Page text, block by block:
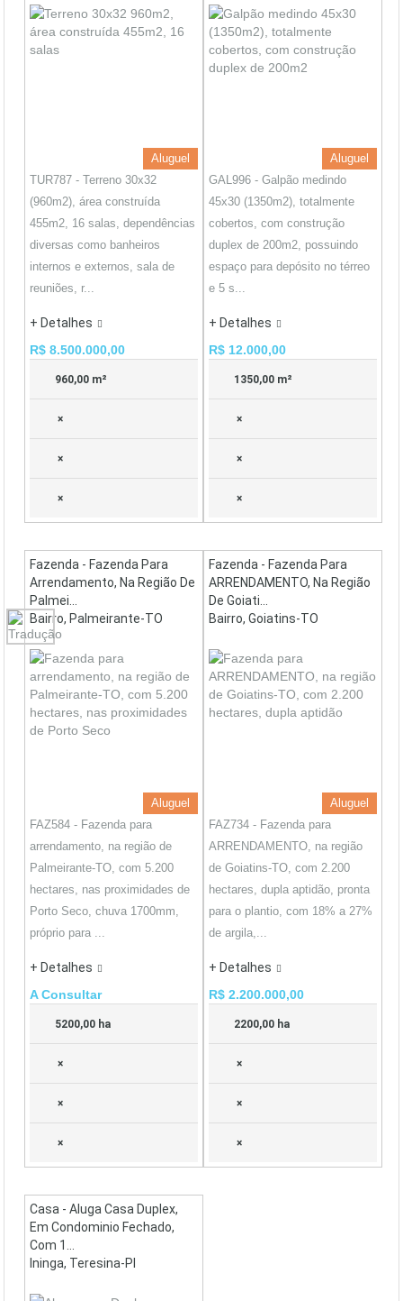
Aluguel
TUR787 - Terreno 30x32
(960m2), área construída
455m2, 16 salas, dependências
diversas como banheiros
internos e externos, sala de
reuniões, r...
+ Detalhes
R$ 8.500.000,00
960,00 m²
×
×
×
Aluguel
GAL996 - Galpão medindo
45x30 (1350m2), totalmente
cobertos, com construção
duplex de 200m2, possuindo
espaço para depósito no térreo
e 5 s...
+ Detalhes
R$ 12.000,00
1350,00 m²
×
×
×
Fazenda - Fazenda Para
Arrendamento, Na Região De
Palmei...
Bairro, Palmeirante-TO
Aluguel
FAZ584 - Fazenda para
arrendamento, na região de
Palmeirante-TO, com 5.200
hectares, nas proximidades de
Porto Seco, chuva 1700mm,
próprio para ...
+ Detalhes
A Consultar
5200,00 ha
×
×
×
Fazenda - Fazenda Para
ARRENDAMENTO, Na Região
De Goiati...
Bairro, Goiatins-TO
Aluguel
FAZ734 - Fazenda para
ARRENDAMENTO, na região
de Goiatins-TO, com 2.200
hectares, dupla aptidão, pronta
para o plantio, com 18% a 27%
de argila,...
+ Detalhes
R$ 2.200.000,00
2200,00 ha
×
×
×
Casa - Aluga Casa Duplex,
Em Condominio Fechado,
Com 1...
Ininga, Teresina-PI